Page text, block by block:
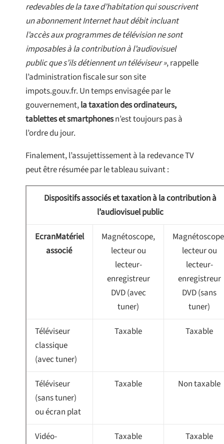
redevables de la taxe d’habitation qui souscrivent
un abonnement Internet haut débit incluant
l’accès aux programmes de télévision ne sont
imposables à la contribution à l’audiovisuel
public que s’ils détiennent un téléviseur », rappelle
l’administration fiscale sur son site
impots.gouv.fr. Un temps envisagée par le
gouvernement,la taxation des ordinateurs,
tablettes et smartphonesn’est toujours pas à
l’ordre du jour.
Finalement, l’assujettissement à la redevance TV
peut être résumée par le tableau suivant :
Dispositifs associés et taxation à la contribution à
l’audiovisuel public
EcranMatériel
associé
Magnétoscope,
lecteur ou
lecteur-
enregistreur
DVD (avec
tuner)
lecteur ou
lecteur-
enregistreur
DVD (sans
tuner)
Téléviseur
classique
(avec tuner)
Taxable Taxable
Téléviseur
(sans tuner)
ou écran plat
Taxable Non taxable
Vidéo-
Taxable Taxable